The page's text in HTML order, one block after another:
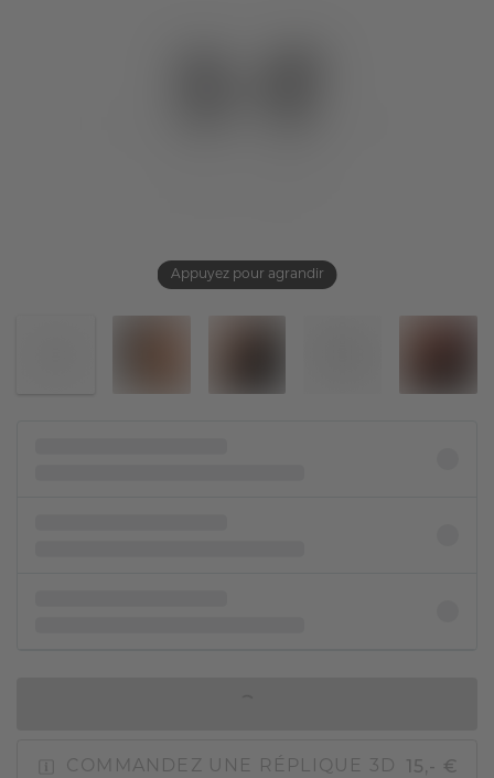
Appuyez pour agrandir
COMMANDEZ UNE RÉPLIQUE 3D 15,- €